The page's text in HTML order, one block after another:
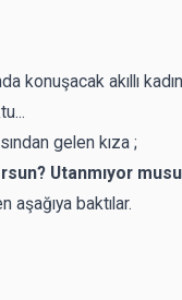
konuşacak akıllı
gelen kıza ;
Utanmıyor
aşağıya baktılar.